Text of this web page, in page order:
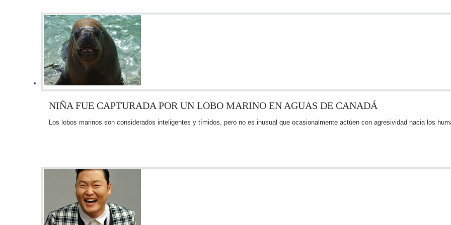
NIÑA FUE CAPTURADA POR UN LOBO MARINO EN AGUAS DE CANADÁ
Los lobos marinos son considerados inteligentes y tímidos, pero no es inusual que ocasionalmente actúen con agresividad hacia los